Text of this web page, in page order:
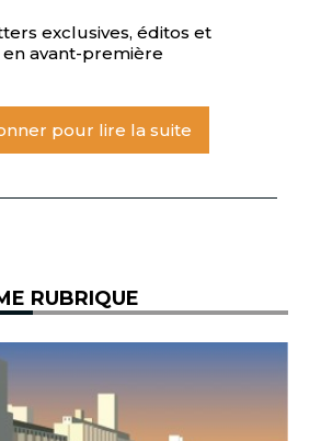
exclusives, éditos et
avant-première
pour lire la suite
RUBRIQUE